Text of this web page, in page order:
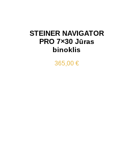
STEINER NAVIGATOR
PRO 7×30 Jūras
binoklis
365,00 €